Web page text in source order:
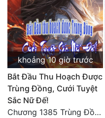
khoảng 10 giờ trước
Bắt Đầu Thu Hoạch Được
Trùng Đồng, Cưới Tuyệt
Sắc Nữ Đế!
Chương 1385 Trùng Đồng thấu ảo cảnh, lĩnh hội Pháp tắc Nhân Quả